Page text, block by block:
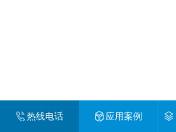
热线电话 应用案例